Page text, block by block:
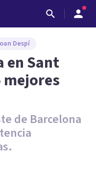
Despí
en Sant
mejores
de Barcelona